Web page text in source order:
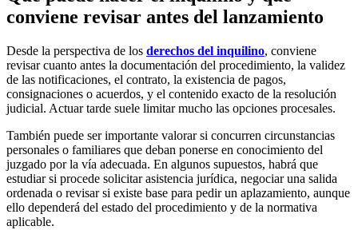
conviene revisar antes del lanzamiento
Desde la perspectiva de los derechos del inquilino, conviene
revisar cuanto antes la documentación del procedimiento, la validez
de las notificaciones, el contrato, la existencia de pagos,
consignaciones o acuerdos, y el contenido exacto de la resolución
judicial. Actuar tarde suele limitar mucho las opciones procesales.
También puede ser importante valorar si concurren circunstancias
personales o familiares que deban ponerse en conocimiento del
juzgado por la vía adecuada. En algunos supuestos, habrá que
estudiar si procede solicitar asistencia jurídica, negociar una salida
ordenada o revisar si existe base para pedir un aplazamiento, aunque
ello dependerá del estado del procedimiento y de la normativa
aplicable.